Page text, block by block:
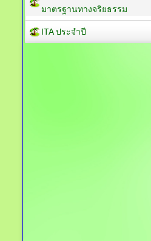
มาตรฐานทางจริยธรรม
ITA ประจำปี